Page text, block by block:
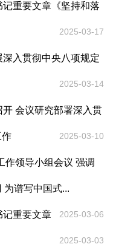
记重要文章《坚持和落
2025-03-17
入贯彻中央八项规定
2025-03-14
会议研究部署深入贯
作 2025-03-10
作领导小组会议 强调
为谱写中国式...
2025-03-06
记重要文章
2025-03-03